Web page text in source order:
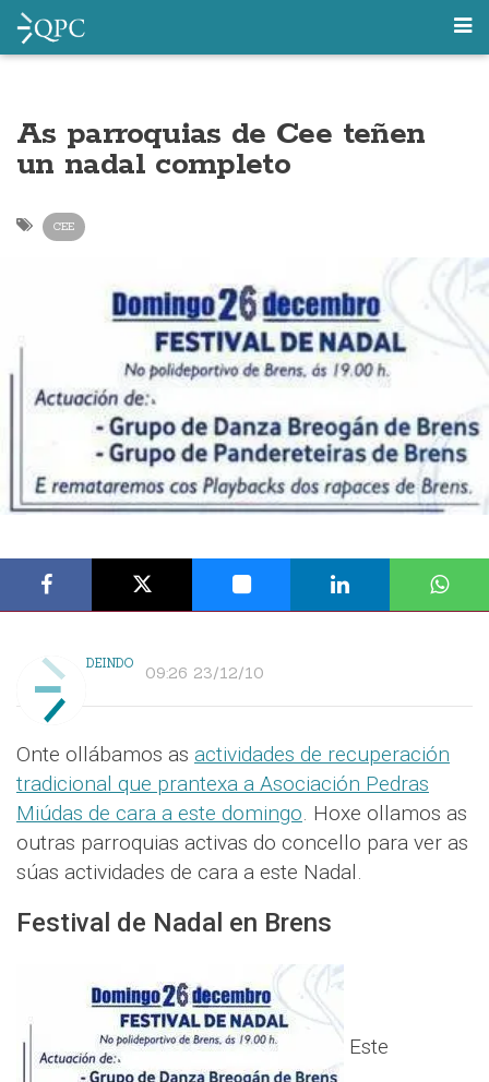
As parroquias de Cee teñen
un nadal completo
CEE
DEINDO 09:26 23/12/10
Onte ollábamos as actividades de recuperación
tradicional que prantexa a Asociación Pedras
Miúdas de cara a este domingo. Hoxe ollamos as
outras parroquias activas do concello para ver as
súas actividades de cara a este Nadal.
Festival de Nadal en Brens
Este